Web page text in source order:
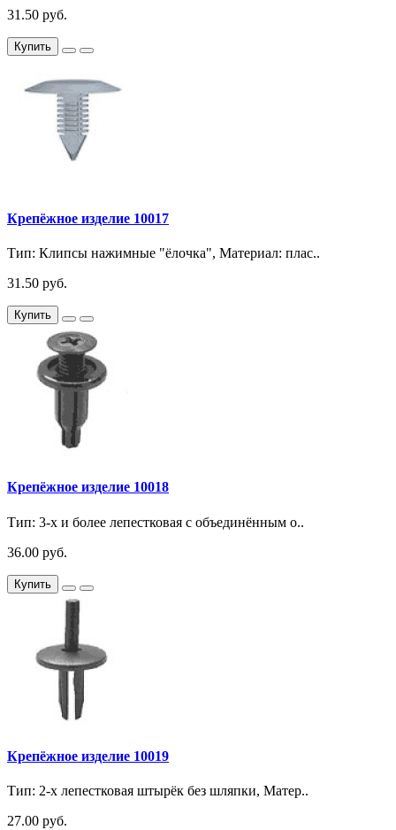
31.50 руб.
Купить
Крепёжное изделие 10017
Тип: Клипсы нажимные "ёлочка", Материал: плас..
31.50 руб.
Купить
Крепёжное изделие 10018
Тип: 3-х и более лепестковая с объединённым о..
36.00 руб.
Купить
Крепёжное изделие 10019
Тип: 2-х лепестковая штырёк без шляпки, Матер..
27.00 руб.